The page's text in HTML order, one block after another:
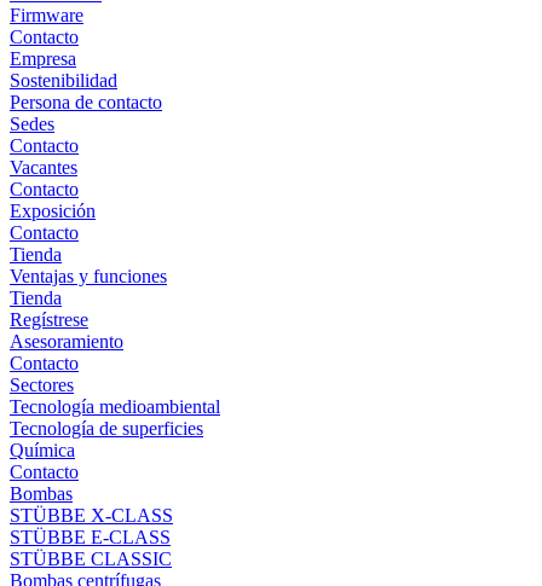
Firmware
Contacto
Empresa
Sostenibilidad
Persona de contacto
Sedes
Contacto
Vacantes
Contacto
Exposición
Contacto
Tienda
Ventajas y funciones
Tienda
Regístrese
Asesoramiento
Contacto
Sectores
Tecnología medioambiental
Tecnología de superficies
Química
Contacto
Bombas
STÜBBE X-CLASS
STÜBBE E-CLASS
STÜBBE CLASSIC
Bombas centrífugas